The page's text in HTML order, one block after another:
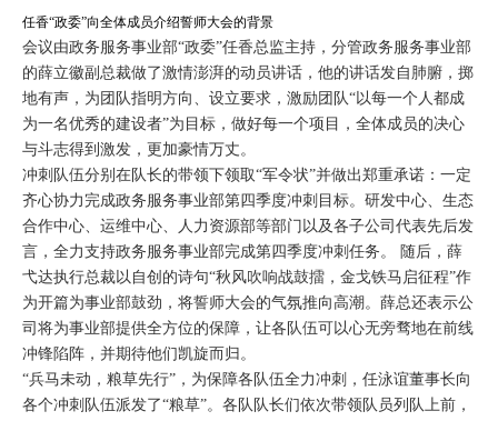
任香“政委”向全体成员介绍誓师大会的背景
会议由政务服务事业部“政委”任香总监主持，分管政务服务事业部
的薛立徽副总裁做了激情澎湃的动员讲话，他的讲话发自肺腑，掷
地有声，为团队指明方向、设立要求，激励团队“以每一个人都成
为一名优秀的建设者”为目标，做好每一个项目，全体成员的决心
与斗志得到激发，更加豪情万丈。
冲刺队伍分别在队长的带领下领取“军令状”并做出郑重承诺：一定
齐心协力完成政务服务事业部第四季度冲刺目标。研发中心、生态
合作中心、运维中心、人力资源部等部门以及各子公司代表先后发
言，全力支持政务服务事业部完成第四季度冲刺任务。 随后，薛
弋达执行总裁以自创的诗句“秋风吹响战鼓擂，金戈铁马启征程”作
为开篇为事业部鼓劲，将誓师大会的气氛推向高潮。薛总还表示公
司将为事业部提供全方位的保障，让各队伍可以心无旁骛地在前线
冲锋陷阵，并期待他们凯旋而归。
“兵马未动，粮草先行”，为保障各队伍全力冲刺，任泳谊董事长向
各个冲刺队伍派发了“粮草”。各队队长们依次带领队员列队上前，